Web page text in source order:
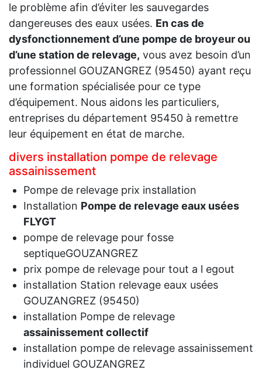
le problème afin d’éviter les sauvegardes
dangereuses des eaux usées. En cas de
dysfonctionnement d’une pompe de broyeur ou
d’une station de relevage, vous avez besoin d’un
professionnel GOUZANGREZ (95450) ayant reçu
une formation spécialisée pour ce type
d’équipement. Nous aidons les particuliers,
entreprises du département 95450 à remettre
leur équipement en état de marche.
divers installation pompe de relevage
assainissement
Pompe de relevage prix installation
Installation Pompe de relevage eaux usées
FLYGT
pompe de relevage pour fosse
septiqueGOUZANGREZ
prix pompe de relevage pour tout a l egout
installation Station relevage eaux usées
GOUZANGREZ (95450)
installation Pompe de relevage
assainissement collectif
installation pompe de relevage assainissement
individuel GOUZANGREZ